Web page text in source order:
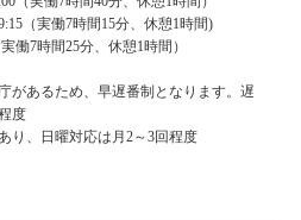
（実働7時間15分、休憩1時間)
働7時間25分、休憩1時間）
があるため、早遅番制となります。遅
度
り、日曜対応は月2～3回程度